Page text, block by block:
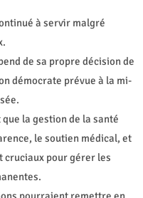
à servir malgré
de sa propre décision de
démocrate prévue à la mi-
la gestion de la santé
le soutien médical, et
pour gérer les